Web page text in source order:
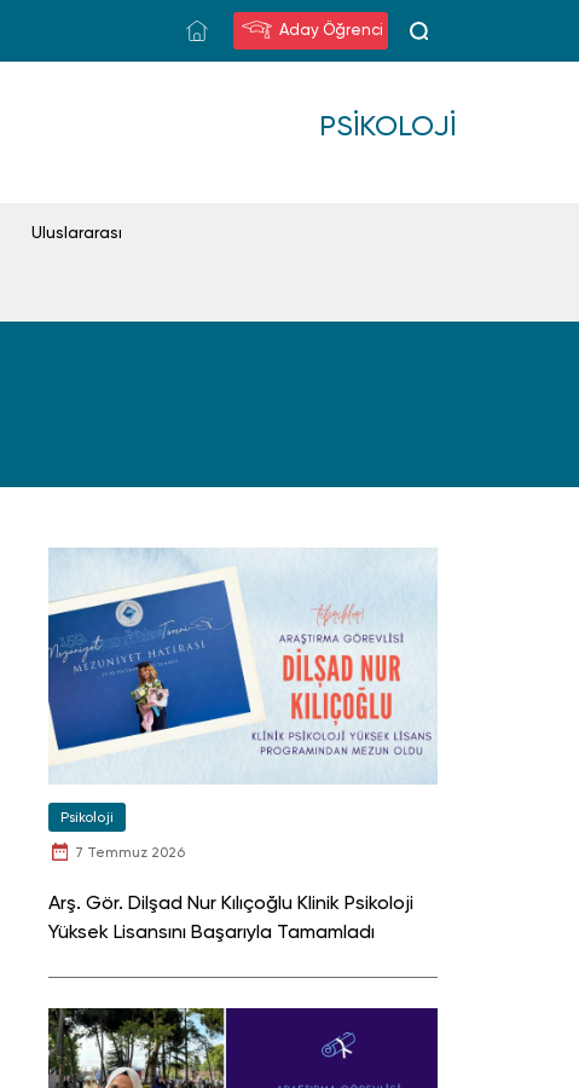
Aday Öğrenci
PSIKOLOJI
Uluslararası
Psikoloji
7 Temmuz 2026
Arş. Gör. Dilşad Nur Kılıçoğlu Klinik Psikoloji
Yüksek Lisansını Başarıyla Tamamladı